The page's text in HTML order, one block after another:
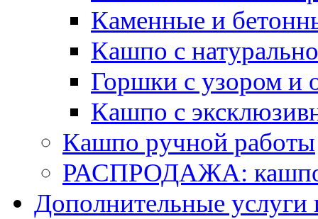
Каменные и
Кашпо с
Горшки с узором и
Кашпо с
Кашпо ручной работы
РАСПРОДАЖА: кашпо
Дополнительные услуги